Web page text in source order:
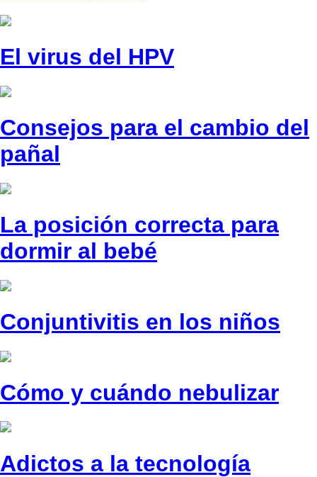
El virus del HPV
Consejos para el cambio del
pañal
La posición correcta para
dormir al bebé
Conjuntivitis en los niños
Cómo y cuándo nebulizar
Adictos a la tecnología